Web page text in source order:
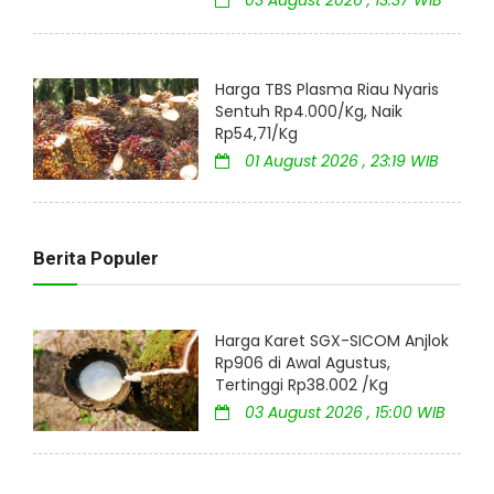
Harga TBS Plasma Riau Nyaris
Sentuh Rp4.000/Kg, Naik
Rp54,71/Kg
01 August 2026 , 23:19 WIB
Berita Populer
Harga Karet SGX-SICOM Anjlok
Rp906 di Awal Agustus,
Tertinggi Rp38.002 /Kg
03 August 2026 , 15:00 WIB